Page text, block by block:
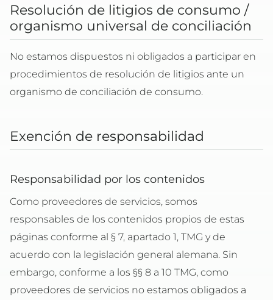
Resolución de litigios de consumo /
organismo universal de conciliación
No estamos dispuestos ni obligados a participar en
procedimientos de resolución de litigios ante un
organismo de conciliación de consumo.
Exención de responsabilidad
Responsabilidad por los contenidos
Como proveedores de servicios, somos
responsables de los contenidos propios de estas
páginas conforme al § 7, apartado 1, TMG y de
acuerdo con la legislación general alemana. Sin
embargo, conforme a los §§ 8 a 10 TMG, como
proveedores de servicios no estamos obligados a